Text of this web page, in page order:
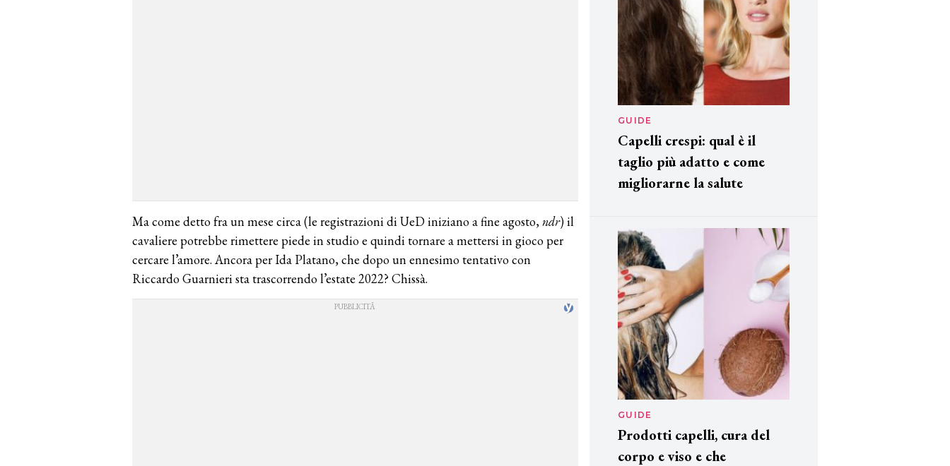
Ma come detto fra un mese circa (le registrazioni di UeD iniziano a fine agosto,ndr) il
cavaliere potrebbe rimettere piede in studio e quindi tornare a mettersi in gioco per
cercare l’amore. Ancora per Ida Platano, che dopo un ennesimo tentativo con
Riccardo Guarnieri sta trascorrendo l’estate 2022? Chissà.
GUIDE
Capelli crespi: qual è il
taglio più adatto e come
migliorarne la salute
GUIDE
Prodotti capelli, cura del
corpo e viso e che